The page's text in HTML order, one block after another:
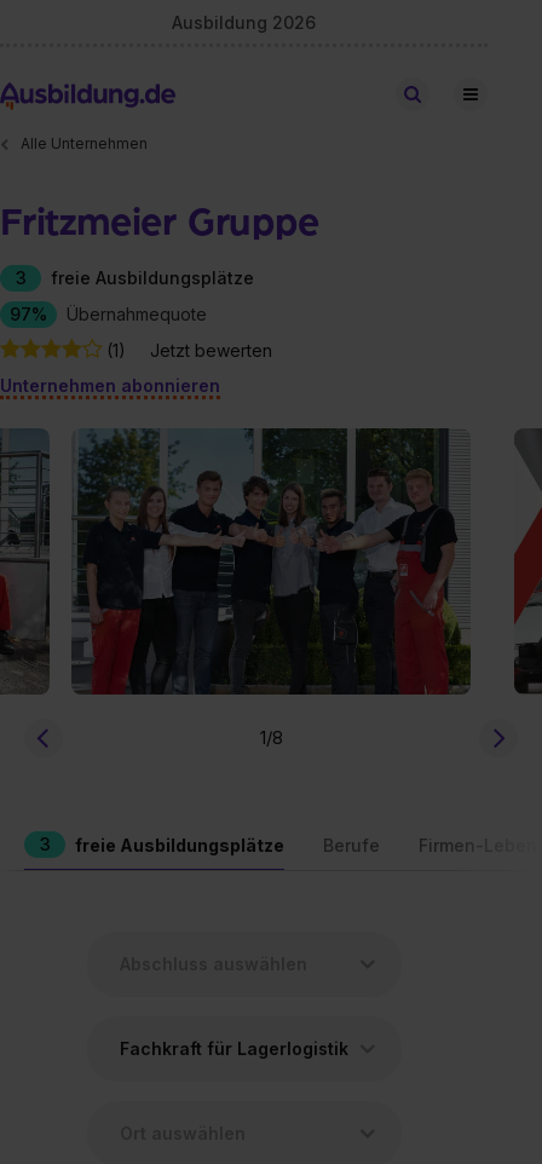
Ausbildung 2026
Stellen finden
Alle Unternehmen
Fritzmeier Gruppe
3
freie Ausbildungsplätze
97%
Übernahmequote
(1)
Jetzt bewerten
Unternehmen abonnieren
1/8
3 freie Ausbildungsplätze Berufe Firmen-
Fachkraft für Lagerlogistik